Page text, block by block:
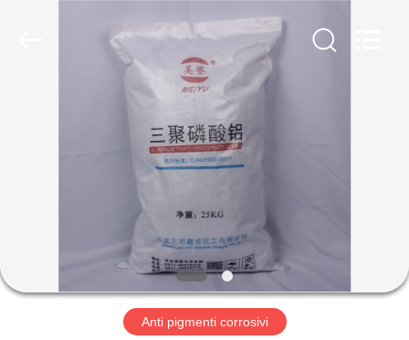
SU
DI
Anti pigmenti corrosivi